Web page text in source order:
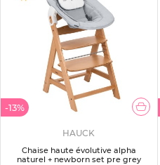
-13%
HAUCK
Chaise haute évolutive alpha
naturel + newborn set pre grey